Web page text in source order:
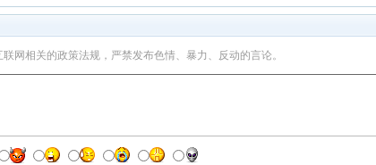
网相关的政策法规，严禁发布色情、暴力、反动的言论。